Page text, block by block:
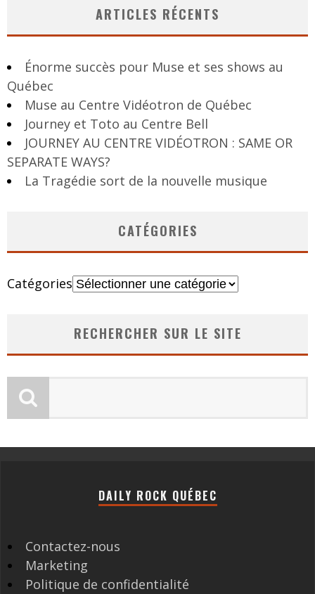
ARTICLES RÉCENTS
Énorme succès pour Muse et ses shows au
Québec
Muse au Centre Vidéotron de Québec
Journey et Toto au Centre Bell
JOURNEY AU CENTRE VIDÉOTRON : SAME OR
SEPARATE WAYS?
La Tragédie sort de la nouvelle musique
CATÉGORIES
Catégories
RECHERCHER SUR LE SITE
DAILY ROCK QUÉBEC
Contactez-nous
Marketing
Politique de confidentialité